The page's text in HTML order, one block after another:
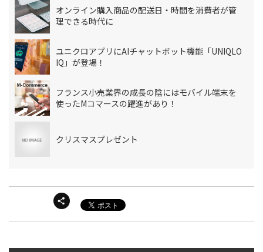
オンライン購入商品の配送日・時間を消費者が管
理できる時代に
ユニクロアプリにAIチャットボット機能「UNIQLO
IQ」が登場！
フランス小売業界の成長の陰にはモバイル端末を
使ったMコマースの躍進があり！
クリスマスプレゼント